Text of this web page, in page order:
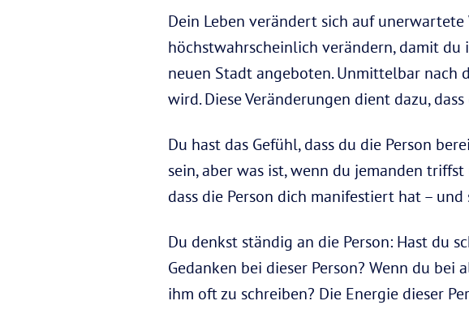
Dein Leben verändert sich auf
höchstwahrscheinlich verändern, damit
neuen Stadt angeboten. Unmittelbar
wird. Diese Veränderungen dient dazu,
Du hast das Gefühl, dass du die Person
sein, aber was ist, wenn du jemanden
dass die Person dich manifestiert hat –
Du denkst ständig an die Person: Hast du
Gedanken bei dieser Person? Wenn du
ihm oft zu schreiben? Die Energie dieser